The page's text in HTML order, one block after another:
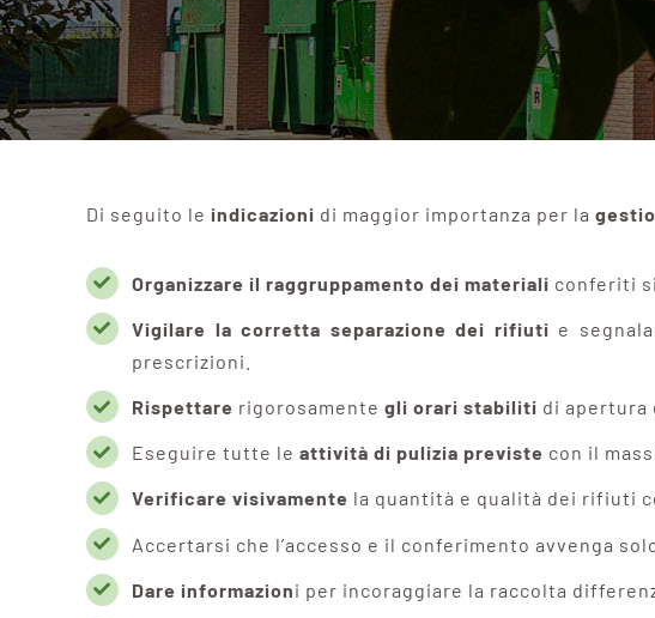
Di seguito le indicazioni di maggior importanza per la
Organizzare il raggruppamento dei materiali conferiti
Vigilare la corretta separazione dei rifiuti e
prescrizioni.
Rispettare rigorosamentegli orari stabiliti di apertura
Eseguire tutte leattività di pulizia previste con il
Verificare visivamente la quantità e qualità dei rifiuti
Accertarsi che l’accesso e il conferimento avvenga
Dare informazioni per incoraggiare la raccolta